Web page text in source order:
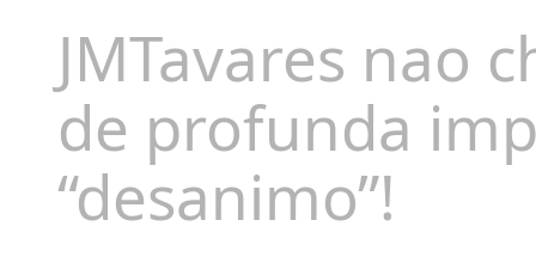
JMTavares nao
de profunda
“desanimo”!